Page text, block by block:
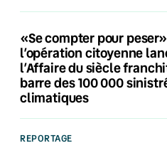
«Se compter pour
l’opération citoyenne
l’Affaire du siècle
barre des 100 000
climatiques
REPORTAGE